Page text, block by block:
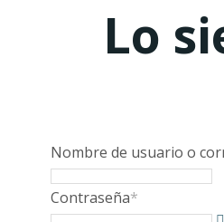
Lo
Nombre de usuario o
Contraseña*